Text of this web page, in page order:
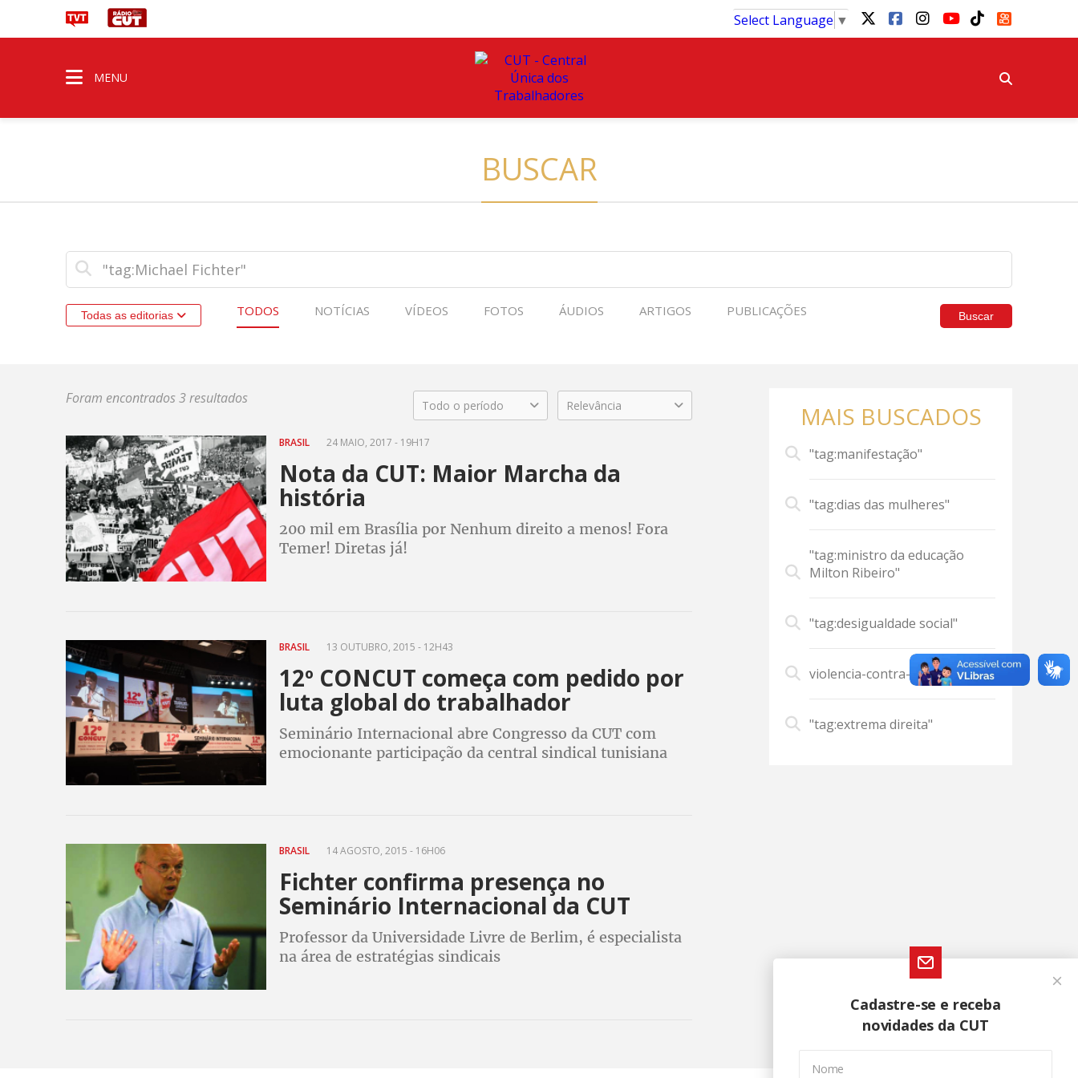
Select Language ▼
MENU
BUSCAR
Todas as editorias TODOS NOTÍCIAS VÍDEOS FOTOS ÁUDIOS ARTIGOS PUBLICAÇÕES Buscar
Foram encontrados 3 resultados Todo o período Relevância
BRASIL 24 MAIO, 2017 - 19H17
Nota da CUT: Maior Marcha da
história
200 mil em Brasília por Nenhum direito a menos! Fora
Temer! Diretas já!
BRASIL 13 OUTUBRO, 2015 - 12H43
12º CONCUT começa com pedido por
luta global do trabalhador
Seminário Internacional abre Congresso da CUT com
emocionante participação da central sindical tunisiana
BRASIL 14 AGOSTO, 2015 - 16H06
Fichter confirma presença no
Seminário Internacional da CUT
Professor da Universidade Livre de Berlim, é especialista
na área de estratégias sindicais
MAIS BUSCADOS
"tag:manifestação"
"tag:dias das mulheres"
"tag:ministro da educação
Milton Ribeiro"
"tag:desigualdade social"
violencia-contra-mulher
"tag:extrema direita"
Cadastre-se e receba
novidades da CUT
Nome